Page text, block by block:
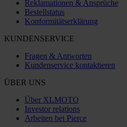
Reklamationen & Ansprüche
Bestellstatus
Konformitätserklärung
KUNDENSERVICE
Fragen & Antworten
Kundenservice kontaktieren
ÜBER UNS
Über XLMOTO
Investor relations
Arbeiten bei Pierce